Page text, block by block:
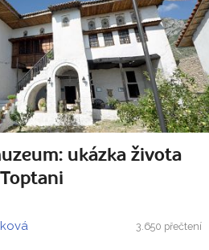
ukázka života
3.650 přečtení